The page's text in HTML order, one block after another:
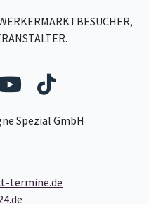
Sie uns auf
Sie uns auf
Folgen Sie
Folgen
Spezial GmbH
termine.de